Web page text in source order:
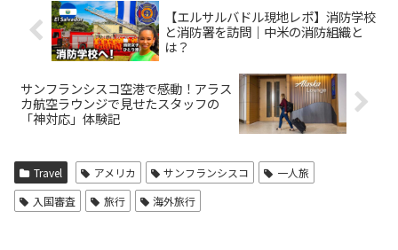
【エルサルバドル現地レポ】消防学校
と消防署を訪問｜中米の消防組織と
は？
サンフランシスコ空港で感動！アラス
カ航空ラウンジで見せたスタッフの
「神対応」体験記
Travel アメリカ サンフランシスコ
一人旅
入国審査
旅行 海外旅行